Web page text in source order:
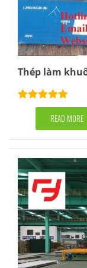
Thép làm
Rated5.00
out of 5READ MORE